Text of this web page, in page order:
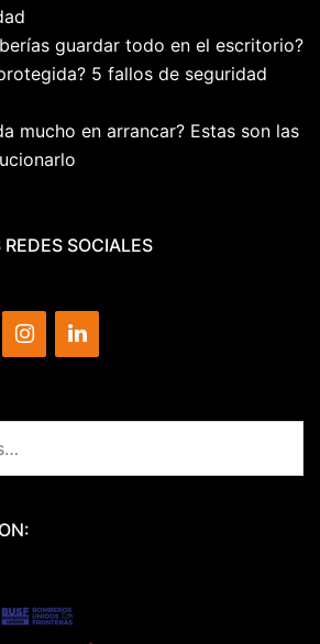
guardar todo en el escritorio?
5 fallos de seguridad
mucho en arrancar? Estas son las
SOCIALES